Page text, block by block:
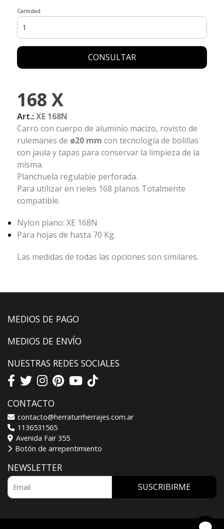
Cantidad
CONSULTAR
168 X
Art.:XE 168N
Carro con cuerpo de aluminio macizo, rovisto de
rulemanes de ø20 mm con tecnología de bolillas
con jaula y tapas para conservar la limpieza de la
misma.
Planchuela regulable perforada.
Para utilizar en rieles 168 planos Totalmente
compatible.
Nylon plano: XE 168N
Para hojas de hasta 70 Kg.
Las medidas de todas las opciones son similares.
MEDIOS DE PAGO
MEDIOS DE ENVÍO
NUESTRAS REDES SOCIALES
CONTACTO
contacto@herraturrherrajes.com.ar
1136531565
Avenida Fair 355
Botón de arrepentimiento
NEWSLETTER
SUSCRIBIRME